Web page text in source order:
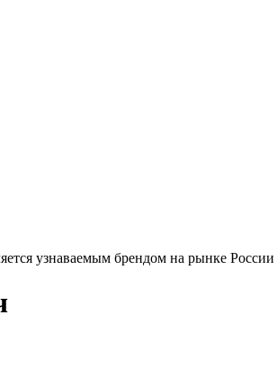
узнаваемым брендом на рынке